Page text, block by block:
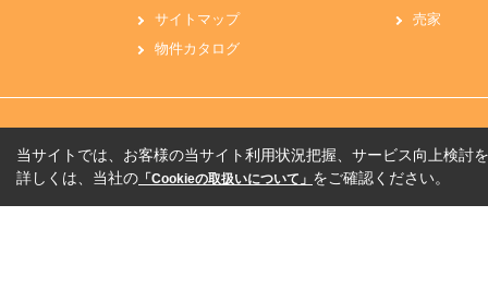
サイトマップ
物件カタログ
売家
当サイトでは、お客様の当サイト利用状況把握、サービス向上検討
詳しくは、当社の 「Cookieの取扱いについて」 をご確認ください。